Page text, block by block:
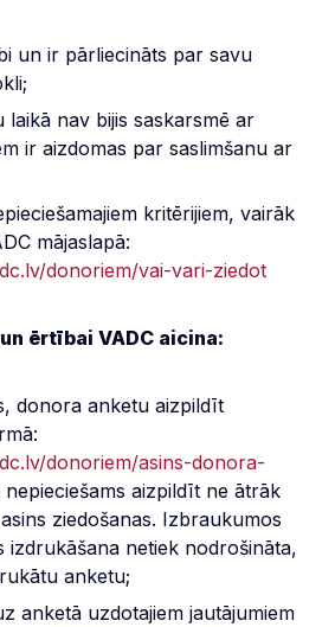
un ir pārliecināts par savu
laikā nav bijis saskarsmē ar
ir aizdomas par saslimšanu ar
kritērijiem, vairāk
mājaslapā:
donoriem/vai-vari-ziedot
ērtībai VADC aicina:
donora anketu aizpildīt
donoriem/asins-donora-
aizpildīt ne ātrāk
ziedošanas. Izbraukumos
izdrukāšana netiek nodrošināta,
anketu;
anketā uzdotajiem jautājumiem